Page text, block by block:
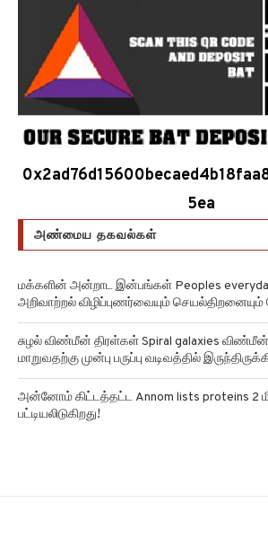
5ea
அண்மைய தகவல்கள்
மக்களின் அன்றாட இன்பங்கள் Peoples
அறிவாற்றல் விழிப்புணர்வையும் செயல்திறனையும்
சுழல் விண்மீன் திரள்கள் Spiral galaxies
மாறுவதற்கு முன்பு பருப்பு வடிவத்தில்
அன்னோம் கிட்டத்தட்ட Annom lists proteins 2
பட்டியலிடுகிறது!